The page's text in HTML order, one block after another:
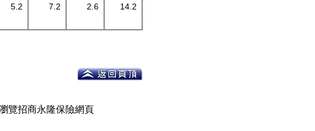
5.2 7.2 2.6 14.2
覽招商永隆保險網頁